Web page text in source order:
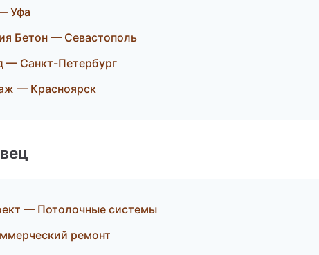
Уфа
Бетон — Севастополь
— Санкт-Петербург
— Красноярск
— Потолочные системы
ремонт